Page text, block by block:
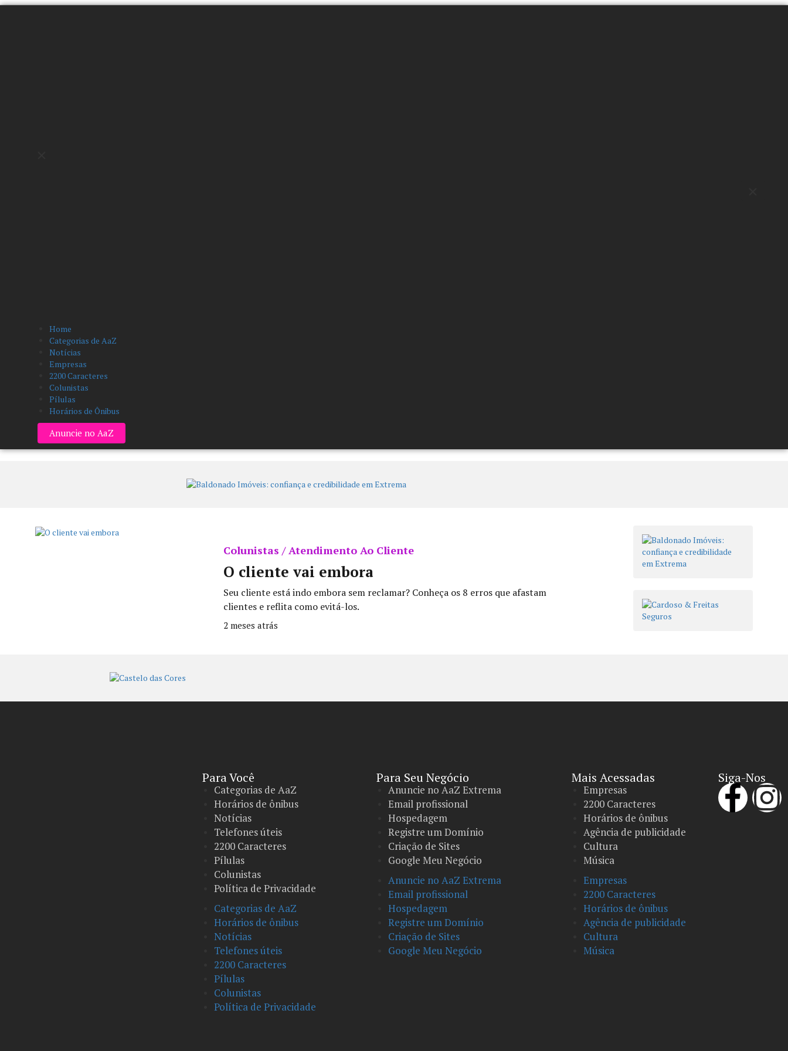
Home
Categorias de AaZ
Notícias
Empresas
2200 Caracteres
Colunistas
Pílulas
Horários de Ônibus
Anuncie no AaZ
Colunistas / Atendimento Ao Cliente
O cliente vai embora
Seu cliente está indo embora sem reclamar? Conheça os 8 erros que afastam
clientes e reflita como evitá-los.
2 meses atrás
Para Você
Categorias de AaZ
Horários de ônibus
Notícias
Telefones úteis
2200 Caracteres
Pílulas
Colunistas
Política de Privacidade
Categorias de AaZ
Horários de ônibus
Notícias
Telefones úteis
2200 Caracteres
Pílulas
Colunistas
Política de Privacidade
Para Seu Negócio​
Anuncie no AaZ Extrema
Email profissional
Hospedagem
Registre um Domínio
Criação de Sites
Google Meu Negócio
Anuncie no AaZ Extrema
Email profissional
Hospedagem
Registre um Domínio
Criação de Sites
Google Meu Negócio
Mais Acessadas
Empresas
2200 Caracteres
Horários de ônibus
Agência de publicidade
Cultura
Música
Empresas
2200 Caracteres
Horários de ônibus
Agência de publicidade
Cultura
Música
Siga-Nos